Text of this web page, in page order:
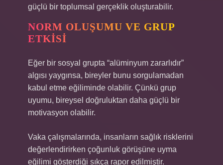
güçlü bir toplumsal gerçeklik oluşturabilir.
NORM OLUŞUMU VE GRUP
ETKISI
Eğer bir sosyal grupta “alüminyum zararlıdır”
algısı yaygınsa, bireyler bunu sorgulamadan
kabul etme eğiliminde olabilir. Çünkü grup
uyumu, bireysel doğruluktan daha güçlü bir
motivasyon olabilir.
Vaka çalışmalarında, insanların sağlık risklerini
değerlendirirken çoğunluk görüşüne uyma
eğilimi gösterdiği sıkça rapor edilmiştir.